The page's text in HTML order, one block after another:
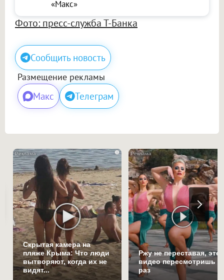
«Макс»
Фото: пресс-служба Т-Банка
Сообщить новость
Размещение рекламы
Макс Телеграм
i
Скрытая камера на
пляже Крыма: Что люди
вытворяют, когда их не
видят...
Ржу не переставая, это
видео пересмотришь
раз